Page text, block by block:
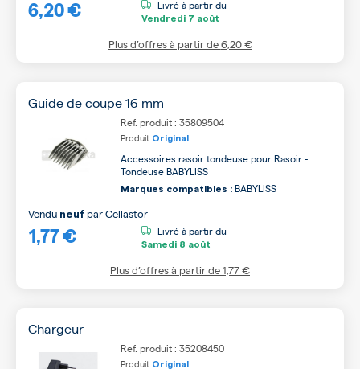
6,20 € Livré à partir du
Vendredi 7 août
Plus d’offres à partir de6,20 €
Guide de coupe 16 mm
Ref. produit : 35809504
Produit Original
Accessoires rasoir tondeuse pour Rasoir -
Tondeuse BABYLISS
Marques compatibles : BABYLISS
1,77 €
Vendu neuf parCellastor
Livré à partir du
Samedi 8 août
Plus d’offres à partir de1,77 €
Chargeur
Ref. produit : 35208450
Produit Original